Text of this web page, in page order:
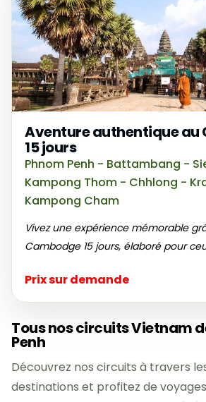
Aventure authentique au
15 jours
Phnom Penh - Battambang -
Kampong Thom - Chhlong -
Kampong Cham
Vivez une expérience mémorable
Cambodge 15 jours, élaboré pour
Prix sur demande
Tous nos circuits Vietnam
Penh
Découvrez nos circuits à travers
destinations et profitez de